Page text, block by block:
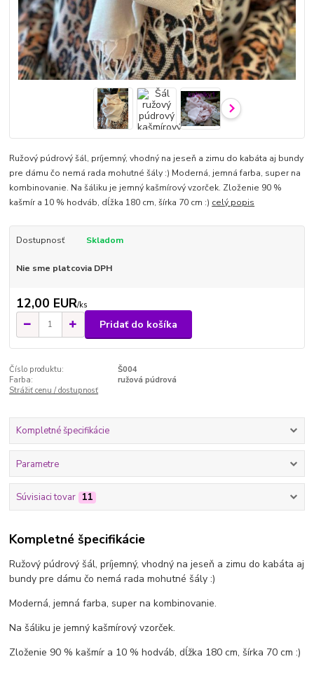
Ružový púdrový šál, príjemný, vhodný na jeseň a zimu do kabáta aj bundy
pre dámu čo nemá rada mohutné šály :) Moderná, jemná farba, super na
kombinovanie. Na šáliku je jemný kašmírový vzorček. Zloženie 90 %
kašmír a 10 % hodváb, dĺžka 180 cm, šírka 70 cm :) celý popis
Dostupnosť Skladom
Nie sme platcovia DPH
12,00 EUR/ks
Pridať do košíka
Číslo produktu:
Š004
Farba:
ružová púdrová
Strážiť cenu / dostupnosť
Kompletné špecifikácie
Parametre
Súvisiaci tovar 11
Kompletné špecifikácie
Ružový púdrový šál, príjemný, vhodný na jeseň a zimu do kabáta aj
bundy pre dámu čo nemá rada mohutné šály :)
Moderná, jemná farba, super na kombinovanie.
Na šáliku je jemný kašmírový vzorček.
Zloženie 90 % kašmír a 10 % hodváb, dĺžka 180 cm, šírka 70 cm :)